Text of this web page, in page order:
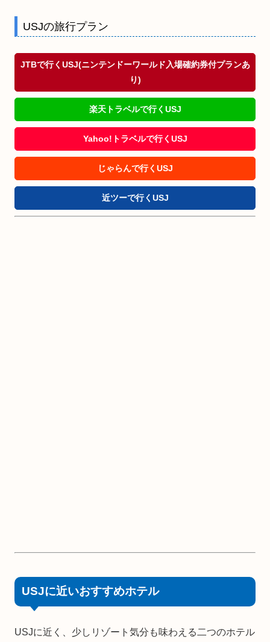
USJの旅行プラン
JTBで行くUSJ(ニンテンドーワールド入場確約券付プランあ
り)
楽天トラベルで行くUSJ
Yahoo!トラベルで行くUSJ
じゃらんで行くUSJ
近ツーで行くUSJ
USJに近いおすすめホテル
USJに近く、少しリゾート気分も味わえる二つのホテル